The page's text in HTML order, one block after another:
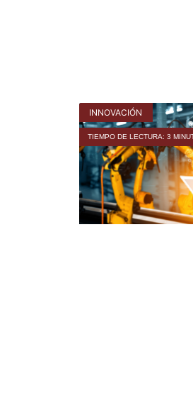
INNOVACIÓN
TIEMPO DE LECTURA: 3